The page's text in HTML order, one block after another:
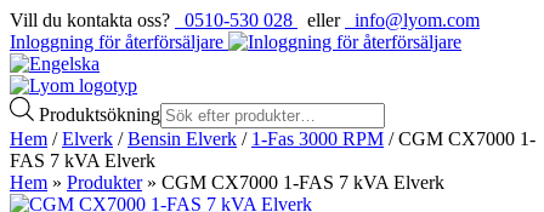
Vill du kontakta oss? 0510-530 028 eller
info@lyom.com
Inloggning för återförsäljare
Produktsökning
Hem /Elverk /Bensin Elverk / 1-Fas 3000 RPM / CGM CX7000 1-
FAS 7 kVA Elverk
Hem » Produkter» CGM CX7000 1-FAS 7 kVA Elverk